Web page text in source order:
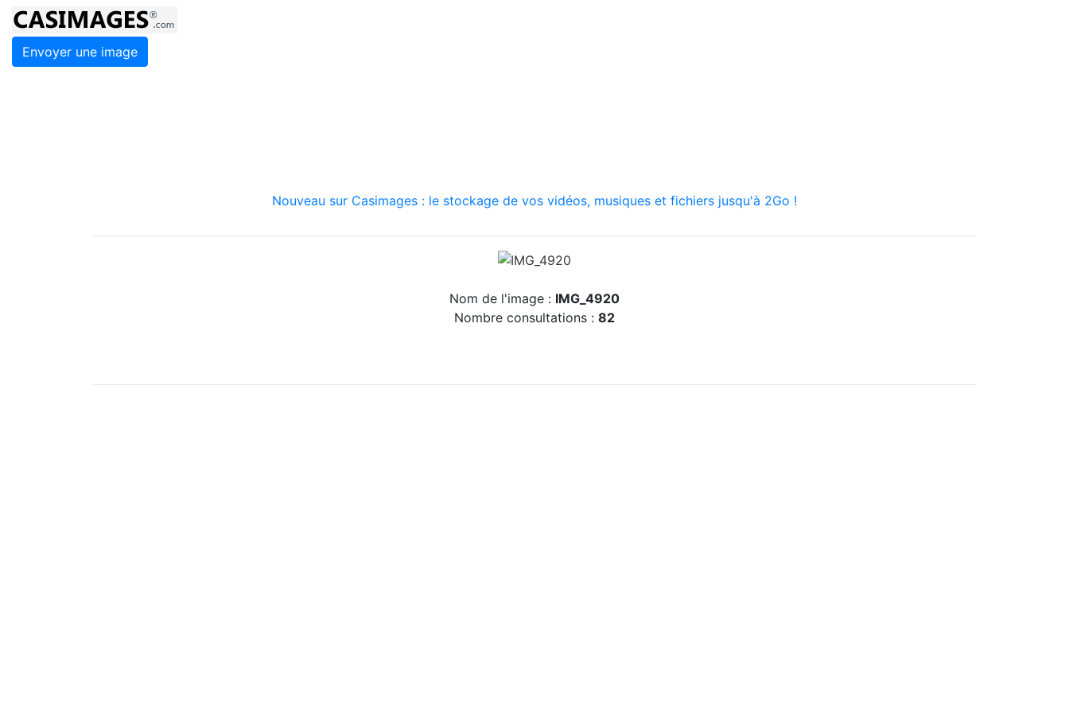
Envoyer une image
Nouveau sur Casimages : le stockage de vos vidéos, musiques et fichiers jusqu'à 2Go !
Nom de l'image : IMG_4920
Nombre consultations : 82